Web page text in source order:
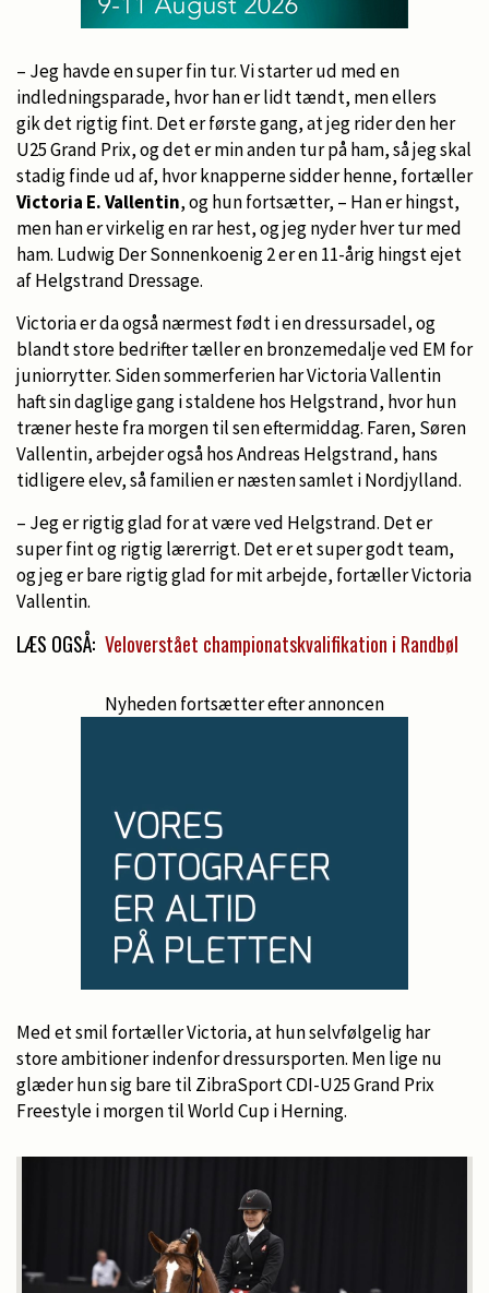
– Jeg havde en super fin tur. Vi starter ud med en
indledningsparade, hvor han er lidt tændt, men ellers
gik det rigtig fint. Det er første gang, at jeg rider den her
U25 Grand Prix, og det er min anden tur på ham, så jeg skal
stadig finde ud af, hvor knapperne sidder henne, fortæller
Victoria E. Vallentin, og hun fortsætter, – Han er hingst,
men han er virkelig en rar hest, og jeg nyder hver tur med
ham. Ludwig Der Sonnenkoenig 2 er en 11-årig hingst ejet
af Helgstrand Dressage.
Victoria er da også nærmest født i en dressursadel, og
blandt store bedrifter tæller en bronzemedalje ved EM for
juniorrytter. Siden sommerferien har Victoria Vallentin
haft sin daglige gang i staldene hos Helgstrand, hvor hun
træner heste fra morgen til sen eftermiddag. Faren, Søren
Vallentin, arbejder også hos Andreas Helgstrand, hans
tidligere elev, så familien er næsten samlet i Nordjylland.
– Jeg er rigtig glad for at være ved Helgstrand. Det er
super fint og rigtig lærerrigt. Det er et super godt team,
og jeg er bare rigtig glad for mit arbejde, fortæller Victoria
Vallentin.
LÆS OGSÅ: Veloverstået championatskvalifikation i Randbøl
Nyheden fortsætter efter annoncen
Med et smil fortæller Victoria, at hun selvfølgelig har
store ambitioner indenfor dressursporten. Men lige nu
glæder hun sig bare til ZibraSport CDI-U25 Grand Prix
Freestyle i morgen til World Cup i Herning.